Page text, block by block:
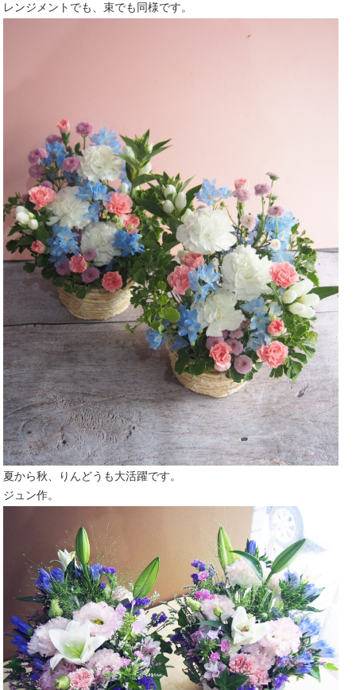
レンジメントでも、束でも同様です。
夏から秋、りんどうも大活躍です。
ジュン作。